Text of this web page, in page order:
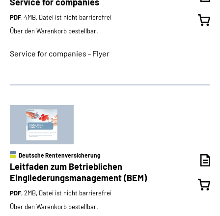
PDF, 4MB, Datei ist nicht barrierefrei
Über den Warenkorb bestellbar.
Service for companies - Flyer
Deutsche Rentenversicherung
Leitfaden zum Betrieblichen
Eingliederungsmanagement (BEM)
PDF, 2MB, Datei ist nicht barrierefrei
Über den Warenkorb bestellbar.